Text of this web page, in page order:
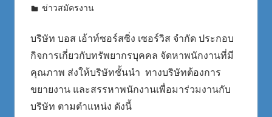
ข่าวสมัครงาน
บริษัท บอส เอ้าท์ซอร์สซิ่ง เซอร์วิส จำกัด ประกอบ
กิจการเกี่ยวกับทรัพยากรบุคคล จัดหาพนักงานที่มี
คุณภาพ ส่งให้บริษัทชั้นนำ ทางบริษัทต้องการ
ขยายงาน และสรรหาพนักงานเพื่อมาร่วมงานกับ
บริษัท ตามตำแหน่ง ดังนี้